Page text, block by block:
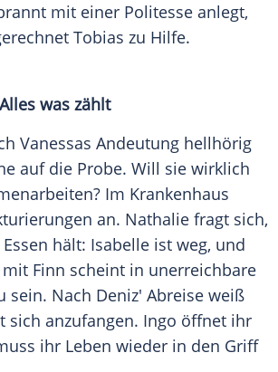
mit einer Politesse anlegt,
Tobias zu Hilfe.
was zählt
Vanessas Andeutung hellhörig
auf die Probe. Will sie wirklich
Im Krankenhaus
an. Nathalie fragt sich,
hält: Isabelle ist weg, und
Finn scheint in unerreichbare
sein. Nach Deniz' Abreise weiß
sich anzufangen. Ingo öffnet ihr
ihr Leben wieder in den Griff